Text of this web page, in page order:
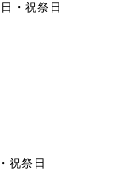
・祝祭日
祝祭日